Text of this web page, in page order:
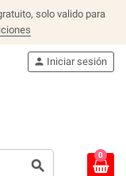
solo valido para
search
person Iniciar sesión
0